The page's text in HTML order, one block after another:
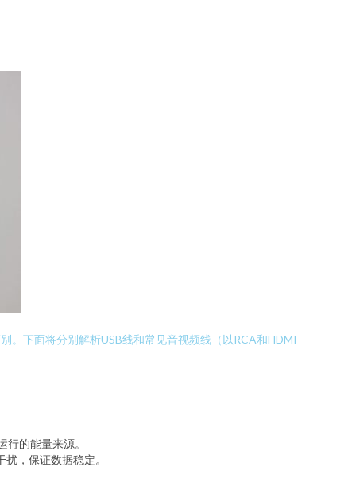
。下面将分别解析USB线和常见音视频线（以RCA和HDMI
的能量来源。
，保证数据稳定。